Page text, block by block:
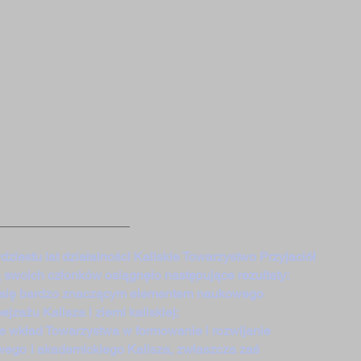
lat działalności Kaliskie Towarzystwo Przyjaciół
swoich członków osiągnęło następujące rezultaty:
bardzo znaczącym elementem naukowego
Kalisza i ziemi kaliskiej;
wkład Towarzystwa w formowanie i rozwijanie
i akademickiego Kalisza, zwłaszcza zaś